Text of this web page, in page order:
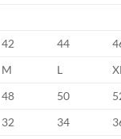
42 44
M L
48 50
32 34